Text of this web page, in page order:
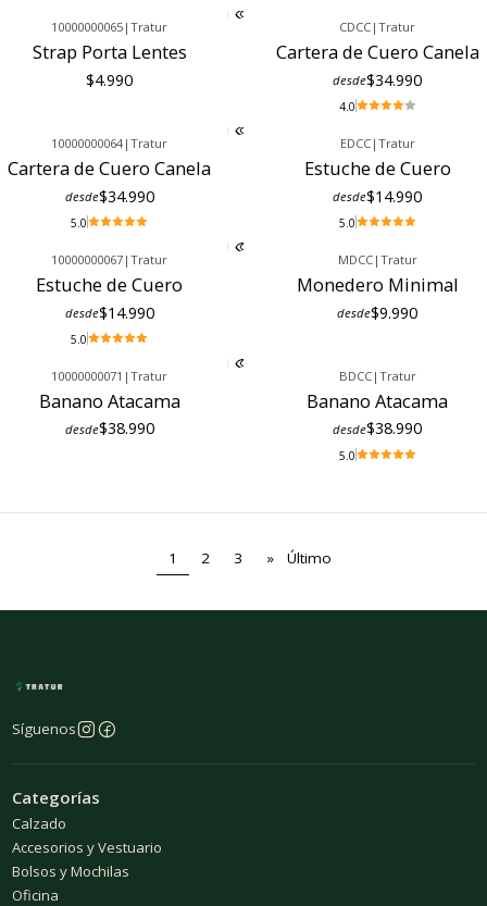
10000000065 |Tratur
Strap Porta Lentes
$4.990
CDCC |Tratur
Cartera de Cuero Canela
desde$34.990
4.0
10000000064 |Tratur
Cartera de Cuero Canela
desde$34.990
5.0
EDCC| Tratur
Estuche de Cuero
desde$14.990
5.0
10000000067 |Tratur
Estuche de Cuero
desde$14.990
5.0
MDCC| Tratur
Monedero Minimal
desde$9.990
10000000071 |Tratur
Banano Atacama
desde$38.990
BDCC| Tratur
Banano Atacama
desde$38.990
5.0
1 2 3 » Último
Síguenos
Categorías
Calzado
Accesorios y Vestuario
Bolsos y Mochilas
Oficina